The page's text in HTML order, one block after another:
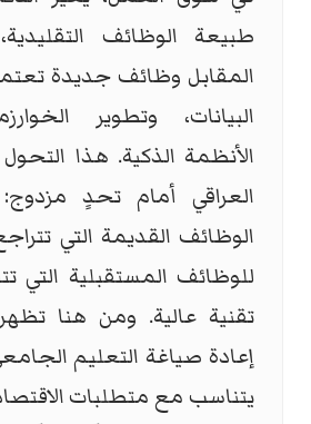
طبيعة الوظائف
المقابل وظائف جديدة
البيانات، وتطوير
الأنظمة الذكية. هذا
العراقي أمام تحدٍ
الوظائف القديمة التي
للوظائف المستقبلية التي
تقنية عالية. ومن هنا
إعادة صياغة التعليم
يتناسب مع متطلبات